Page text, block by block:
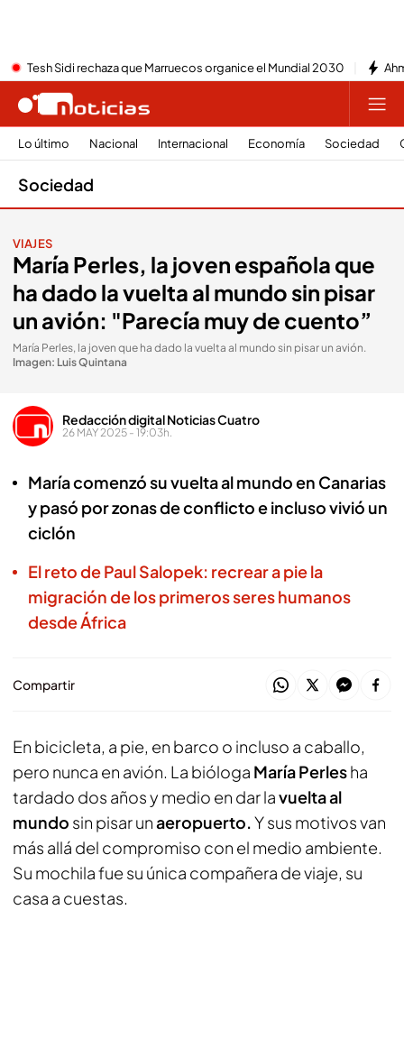
Tesh Sidi rechaza que Marruecos organice el Mundial 2030
Lo último Nacional Internacional Economía Sociedad
Sociedad
VIAJES
María Perles, la joven española que
ha dado la vuelta al mundo sin pisar
un avión: "Parecía muy de cuento”
María Perles, la joven que ha dado la vuelta al mundo sin pisar un avión.
Imagen: Luis Quintana
Redacción digital Noticias Cuatro
26 MAY 2025 - 19:03h.
María comenzó su vuelta al mundo en Canarias
y pasó por zonas de conflicto e incluso vivió un
ciclón
El reto de Paul Salopek: recrear a pie la
migración de los primeros seres humanos
desde África
Compartir
En bicicleta, a pie, en barco o incluso a caballo,
pero nunca en avión. La bióloga María Perlesha
tardado dos años y medio en dar lavuelta al
mundo sin pisar unaeropuerto.Y sus motivos van
más allá del compromiso con el medio ambiente.
Su mochila fue su única compañera de viaje, su
casa a cuestas.